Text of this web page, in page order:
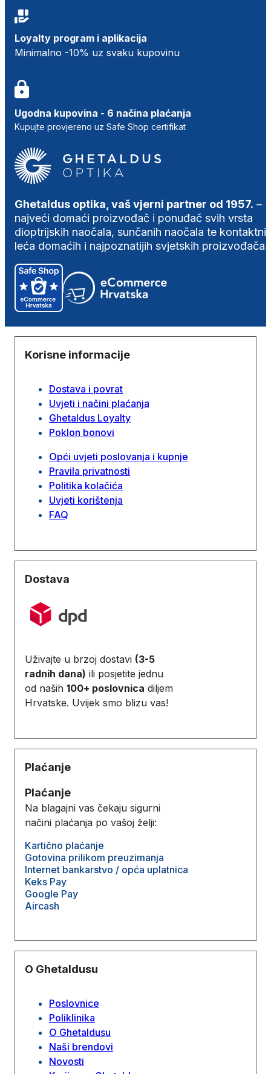
Loyalty program i aplikacija
Minimalno -10% uz svaku kupovinu
Ugodna kupovina - 6 načina plaćanja
Kupujte provjereno uz Safe Shop certifikat
Ghetaldus optika, vaš vjerni partner od 1957. –
najveći domaći proizvođač i ponuđač svih vrsta
dioptrijskih naočala, sunčanih naočala te
leća domaćih i najpoznatijih svjetskih proizvođača.
Korisne informacije
Dostava i povrat
Uvjeti i načini plaćanja
Ghetaldus Loyalty
Poklon bonovi
Opći uvjeti poslovanja i kupnje
Pravila privatnosti
Politika kolačića
Uvjeti korištenja
FAQ
Dostava
Uživajte u brzoj dostavi (3-5
radnih dana) ili posjetite jednu
od naših 100+ poslovnica diljem
Hrvatske. Uvijek smo blizu vas!
Plaćanje
Plaćanje
Na blagajni vas čekaju sigurni
načini plaćanja po vašoj želji:
Kartično plaćanje
Gotovina prilikom preuzimanja
Internet bankarstvo / opća uplatnica
Keks Pay
Google Pay
Aircash
O Ghetaldusu
Poslovnice
Poliklinika
O Ghetaldusu
Naši brendovi
Novosti